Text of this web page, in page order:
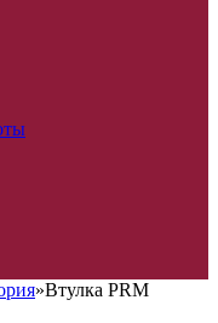
»Втулка PRM